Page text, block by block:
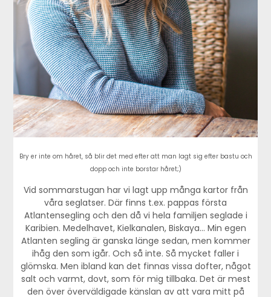
Bry er inte om håret, så blir det med efter att man lagt sig efter bastu och
dopp och inte borstar håret;)
Vid sommarstugan har vi lagt upp många kartor från
våra seglatser. Där finns t.ex. pappas första
Atlantensegling och den då vi hela familjen seglade i
Karibien. Medelhavet, Kielkanalen, Biskaya… Min egen
Atlanten segling är ganska länge sedan, men kommer
ihåg den som igår. Och så inte. Så mycket faller i
glömska. Men ibland kan det finnas vissa dofter, något
salt och varmt, dovt, som för mig tillbaka. Det är mest
den över överväldigade känslan av att vara mitt på